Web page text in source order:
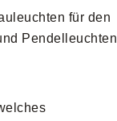
für den
Pendelleuchten